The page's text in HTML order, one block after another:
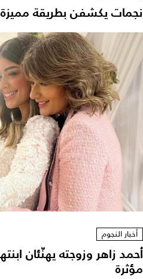
نجمات يكشفن بطريقة مميزة
أخبار النجوم
أحمد زاهر وزوجته يهنّئان
مؤثرة